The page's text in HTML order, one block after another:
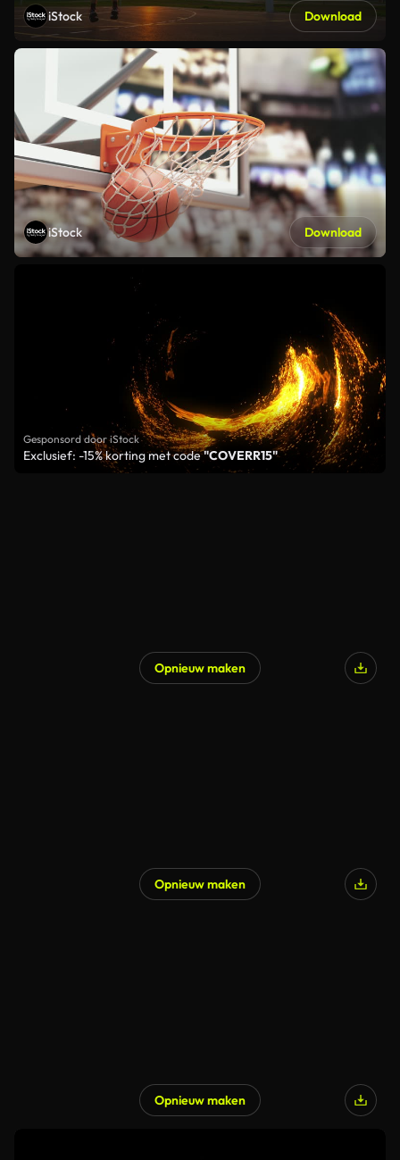
iStock Download
iStock Download
Gesponsord door iStock
Exclusief: -15% korting met code"COVERR15"
Opnieuw maken
Opnieuw maken
Opnieuw maken